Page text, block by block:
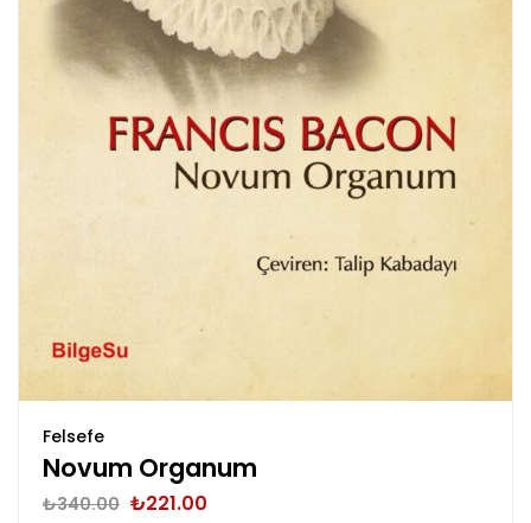
Felsefe
Novum Organum
₺340.00 ₺221.00